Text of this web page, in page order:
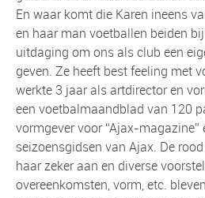
En waar komt die Karen ineens
en haar man voetballen beiden
uitdaging om ons als club een
geven. Ze heeft best feeling met
werkte 3 jaar als artdirector en
een voetbalmaandblad van 120
vormgever voor “Ajax-
seizoensgidsen van Ajax. De
haar zeker aan en diverse
overeenkomsten, vorm, etc.